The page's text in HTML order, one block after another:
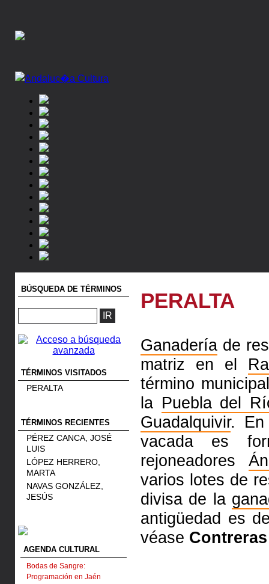
BÚSQUEDA DE TÉRMINOS
TÉRMINOS VISITADOS
PERALTA
TÉRMINOS RECIENTES
PÉREZ CANCA, JOSÉ
LUIS
LÓPEZ HERRERO,
MARTA
NAVAS GONZÁLEZ,
JESÚS
AGENDA CULTURAL
Bodas de Sangre:
Programación en Jaén
PERALTA
Ganadería de
matriz en el
término
la Puebla del
Guadalquivir.
vacada es
rejoneadores
varios lotes de
divisa de la
antigüedad es
véase Contreras